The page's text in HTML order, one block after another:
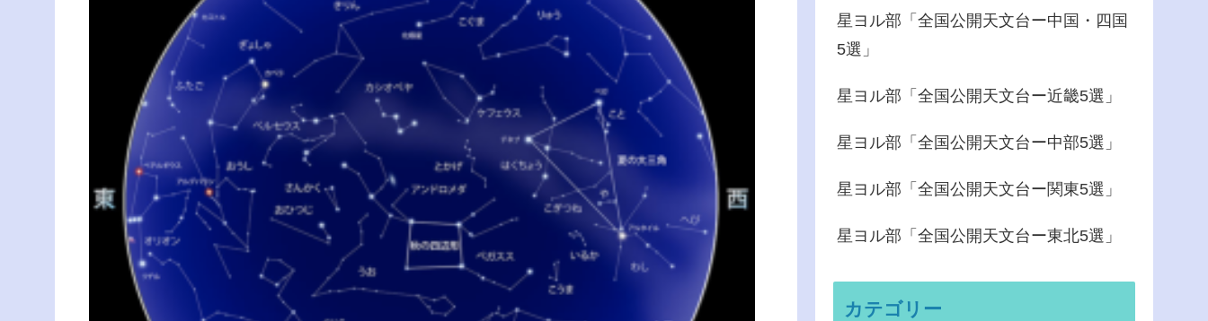
星ヨル部「全国公開天文台ー中国・四国
5選」
星ヨル部「全国公開天文台ー近畿5選」
星ヨル部「全国公開天文台ー中部5選」
星ヨル部「全国公開天文台ー関東5選」
星ヨル部「全国公開天文台ー東北5選」
カテゴリー